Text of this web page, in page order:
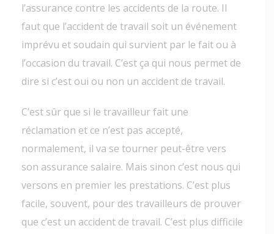
l’assurance contre les accidents de la route. Il
faut que l’accident de travail soit un événement
imprévu et soudain qui survient par le fait ou à
l’occasion du travail. C’est ça qui nous permet de
dire si c’est oui ou non un accident de travail.
C’est sûr que si le travailleur fait une
réclamation et ce n’est pas accepté,
normalement, il va se tourner peut-être vers
son assurance salaire. Mais sinon c’est nous qui
versons en premier les prestations. C’est plus
facile, souvent, pour des travailleurs de prouver
que c’est un accident de travail. C’est plus difficile